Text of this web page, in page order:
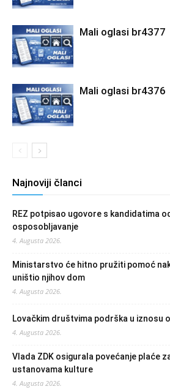
Mali oglasi br4377
Mali oglasi br4376
Najnoviji članci
REZ potpisao ugovore s kandidatima
osposobljavanje
4. Augusta 2026.
Ministarstvo će hitno pružiti pomoć
uništio njihov dom
4. Augusta 2026.
Lovačkim društvima podrška u iznosu
4. Augusta 2026.
Vlada ZDK osigurala povećanje plaće
ustanovama kulture
4. Augusta 2026.